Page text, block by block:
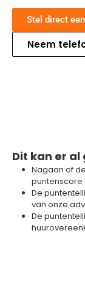
Dit kan er
Nagaan of
puntenscore
De
van onze
De
Stel direct
Neem